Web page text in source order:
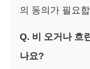
의 동의가 필요
Q. 비 오거나 흐
나요?